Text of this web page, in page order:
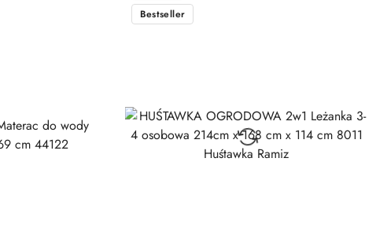
Bestseller